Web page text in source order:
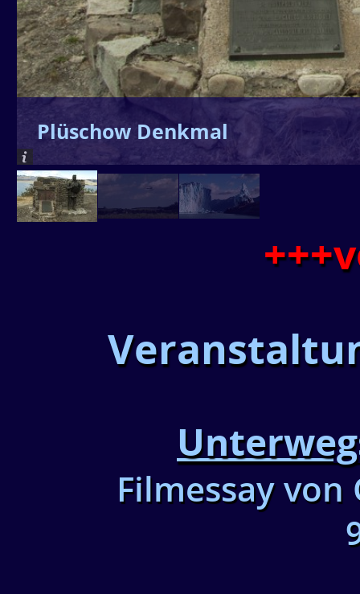
Plüschow Denkmal
Filmessay